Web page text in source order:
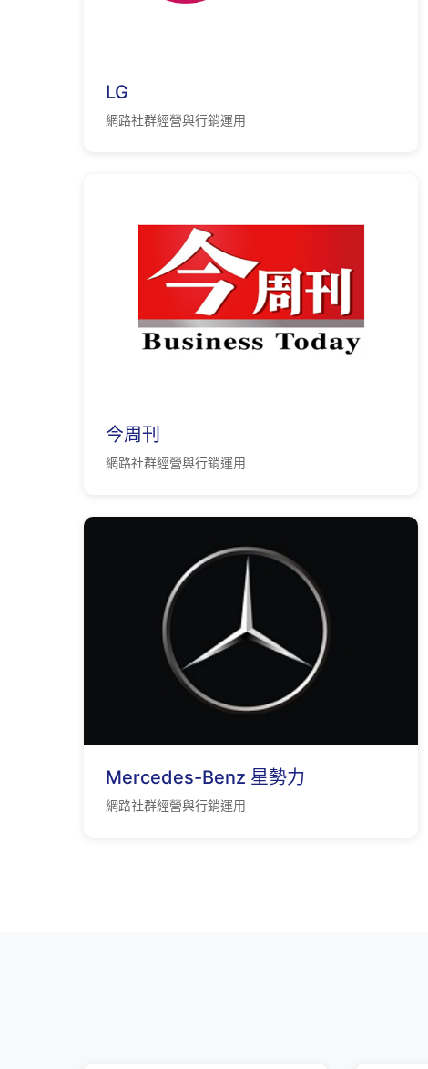
LG
網路社群經營與行銷運用
今周刊
網路社群經營與行銷運用
Mercedes-Benz 星勢力
網路社群經營與行銷運用